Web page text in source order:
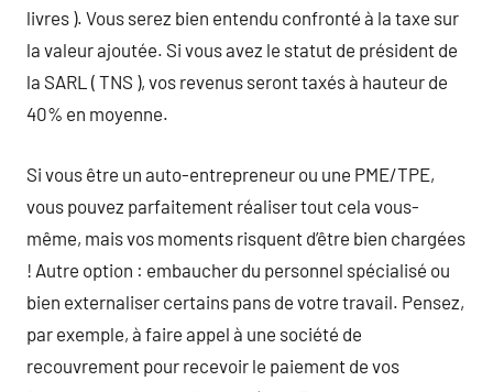
livres ). Vous serez bien entendu confronté à la taxe sur
la valeur ajoutée. Si vous avez le statut de président de
la SARL ( TNS ), vos revenus seront taxés à hauteur de
40% en moyenne.
Si vous être un auto-entrepreneur ou une PME/TPE,
vous pouvez parfaitement réaliser tout cela vous-
même, mais vos moments risquent d’être bien chargées
! Autre option : embaucher du personnel spécialisé ou
bien externaliser certains pans de votre travail. Pensez,
par exemple, à faire appel à une société de
recouvrement pour recevoir le paiement de vos